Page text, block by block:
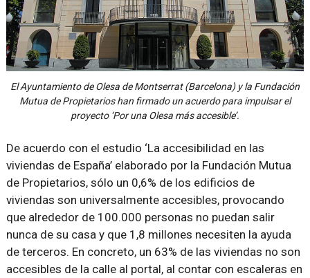
El Ayuntamiento de Olesa de Montserrat (Barcelona) y la Fundación
Mutua de Propietarios han firmado un acuerdo para impulsar el
proyecto ‘Por una Olesa más accesible’.
De acuerdo con el estudio ‘La accesibilidad en las
viviendas de España’ elaborado por la Fundación Mutua
de Propietarios, sólo un 0,6% de los edificios de
viviendas son universalmente accesibles, provocando
que alrededor de 100.000 personas no puedan salir
nunca de su casa y que 1,8 millones necesiten la ayuda
de terceros. En concreto, un 63% de las viviendas no son
accesibles de la calle al portal, al contar con escaleras en